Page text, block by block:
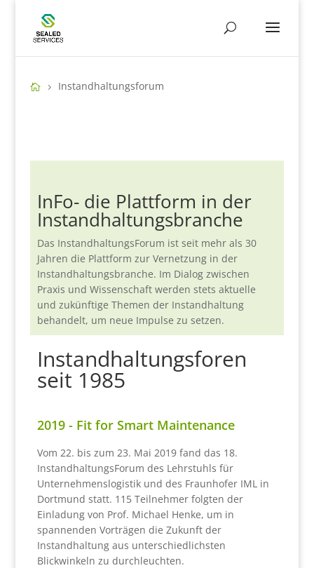
Instandhaltungsforum
InFo- die Plattform in der
Instandhaltungsbranche
Das InstandhaltungsForum ist seit mehr als 30
Jahren die Plattform zur Vernetzung in der
Instandhaltungsbranche. Im Dialog zwischen
Praxis und Wissenschaft werden stets aktuelle
und zukünftige Themen der Instandhaltung
behandelt, um neue Impulse zu setzen.
Instandhaltungsforen
seit 1985
2019 - Fit for Smart Maintenance
Vom 22. bis zum 23. Mai 2019 fand das 18.
InstandhaltungsForum des Lehrstuhls für
Unternehmenslogistik und des Fraunhofer IML in
Dortmund statt. 115 Teilnehmer folgten der
Einladung von Prof. Michael Henke, um in
spannenden Vorträgen die Zukunft der
Instandhaltung aus unterschiedlichsten
Blickwinkeln zu durchleuchten.